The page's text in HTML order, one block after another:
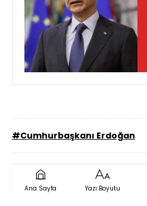
#Cumhurbaşkanı Erdoğan
Ana Sayfa Yazı Boyutu